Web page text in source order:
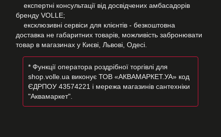
експертні консультації від досвідчених амбасадорів
бренду VOLLE;
ексклюзивні сервіси для клієнтів - безкоштовна
доставка не габаритних товарів, можливість забронювати
товар в магазинах у Києві, Львові, Одесі.
* Функції оператора роздрібної торгівлі для
shop.volle.ua виконує ТОВ «АКВАМАРКЕТ.УА» код
ЄДРПОУ 43574221 і мережа магазинів сантехніки
"Аквамаркет".